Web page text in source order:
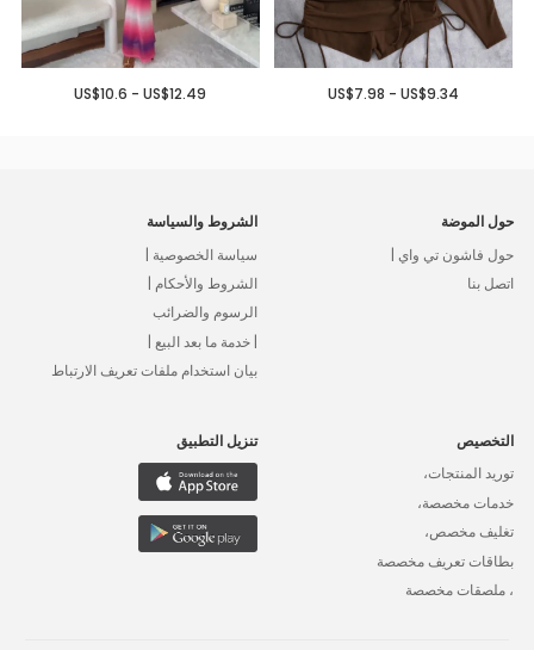
US$7.98 - US$9.34
US$10.6 - US$12.49
حول الموضة
حول فاشون تي واي |
اتصل بنا
الشروط والسياسة
سياسة الخصوصية |
الشروط والأحكام |
الرسوم والضرائب
| خدمة ما بعد البيع |
بيان استخدام ملفات تعريف الارتباط
التخصيص
توريد المنتجات،
خدمات مخصصة،
تغليف مخصص،
بطاقات تعريف مخصصة
، ملصقات مخصصة
تنزيل التطبيق